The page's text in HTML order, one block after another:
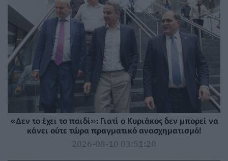
«Δεν το έχει το παιδί»: Γιατί ο Κυριάκος δεν μπορεί να
κάνει ούτε τώρα πραγματικό ανασχηματισμό!
2026-08-10 03:51:20